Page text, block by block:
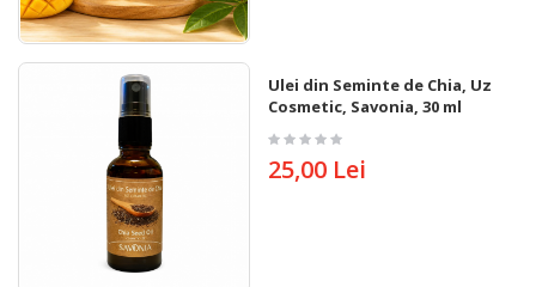
Ulei din Seminte de Chia, Uz
Cosmetic, Savonia, 30 ml
25,00 Lei